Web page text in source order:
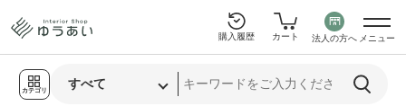
カテゴリ
購入履歴 カート 法人の方へ メニュー